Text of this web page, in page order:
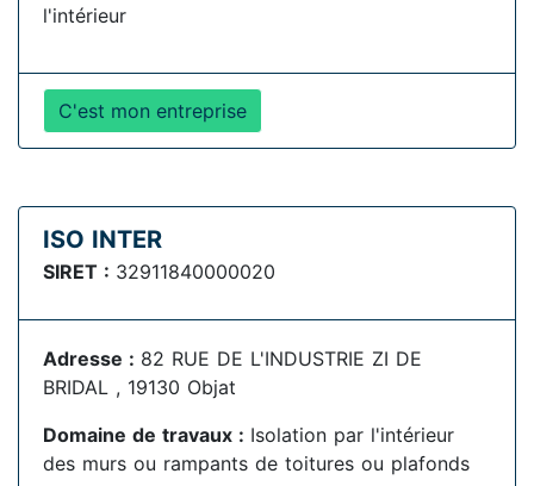
l'intérieur
C'est mon entreprise
ISO INTER
SIRET : 32911840000020
Adresse : 82 RUE DE L'INDUSTRIE ZI DE
BRIDAL , 19130 Objat
Domaine de travaux : Isolation par l'intérieur
des murs ou rampants de toitures ou plafonds